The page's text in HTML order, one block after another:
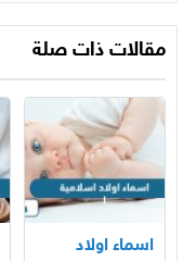
مقالات ذات صلة
اسماء اولاد